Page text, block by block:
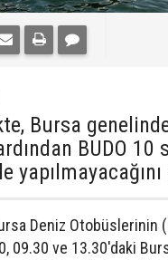
Bursa
BUDO 10
Deniz Otobüslerinin
09.30 ve 13.30'daki